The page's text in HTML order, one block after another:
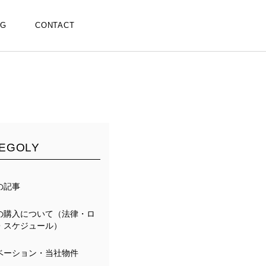
CONTACT
記事
購入について（法律・ロ
スケジュール）
ーション・当社物件